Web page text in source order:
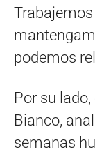
podemos
Por su
Bianco,
semanas